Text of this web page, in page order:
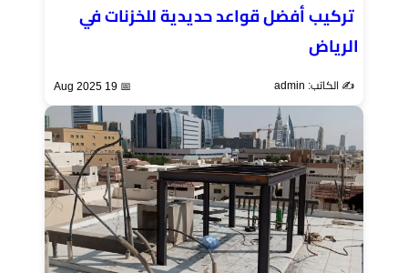
تركيب أفضل قواعد حديدية للخزنات في
الرياض
✍️ الكاتب: admin 📅 19 Aug 2025